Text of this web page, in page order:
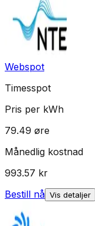
Webspot
Timesspot
Pris per kWh
79.49 øre
Månedlig kostnad
993.57 kr
Bestill nå Vis detaljer